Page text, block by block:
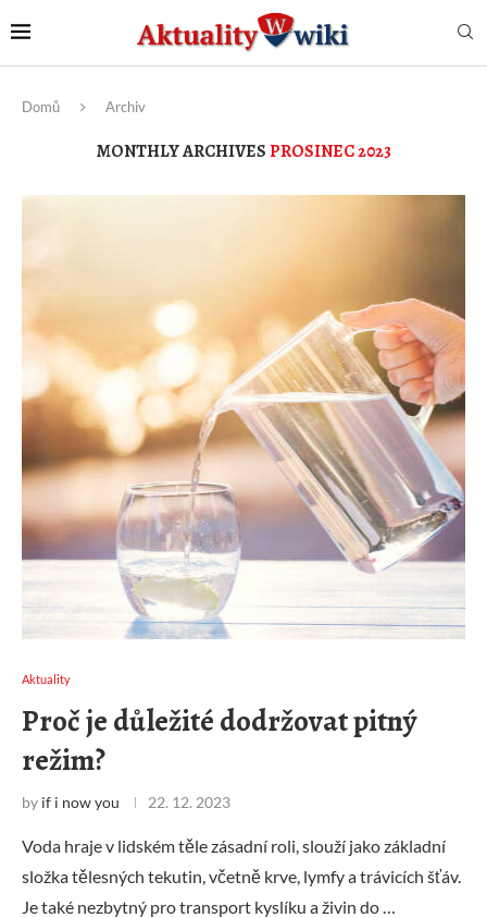
Domů Archiv
MONTHLY ARCHIVESPROSINEC 2023
Aktuality
Proč je důležité dodržovat pitný
režim?
by if i now you 22. 12. 2023
Voda hraje v lidském těle zásadní roli, slouží jako základní
složka tělesných tekutin, včetně krve, lymfy a trávicích šťáv.
Je také nezbytný pro transport kyslíku a živin do …